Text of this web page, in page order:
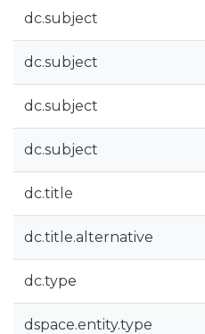
dc.subject
dc.subject
dc.subject
dc.subject
dc.title
dc.title.alternative
dc.type
dspace.entity.type